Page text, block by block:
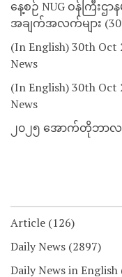
နေ့စဉ် NUG ဝန်ကြီး
အချက်အလက်များ
(In English) 30th Oct
News
(In English) 30th Oct
News
၂၀၂၅ အောက်တိုဘာ
Article (126)
Daily News (2897)
Daily News in English